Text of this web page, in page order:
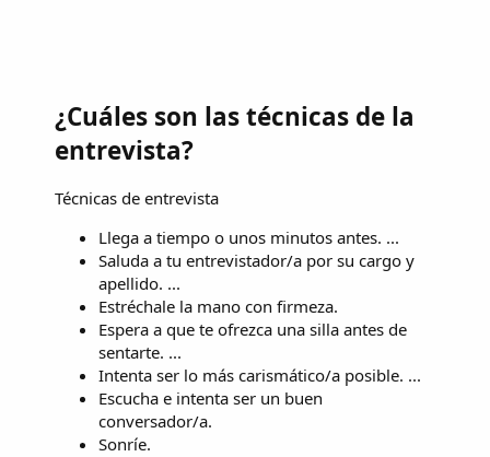
¿Cuáles son las técnicas de la
entrevista?
Técnicas de entrevista
Llega a tiempo o unos minutos antes. ...
Saluda a tu entrevistador/a por su cargo y
apellido. ...
Estréchale la mano con firmeza.
Espera a que te ofrezca una silla antes de
sentarte. ...
Intenta ser lo más carismático/a posible. ...
Escucha e intenta ser un buen
conversador/a.
Sonríe.